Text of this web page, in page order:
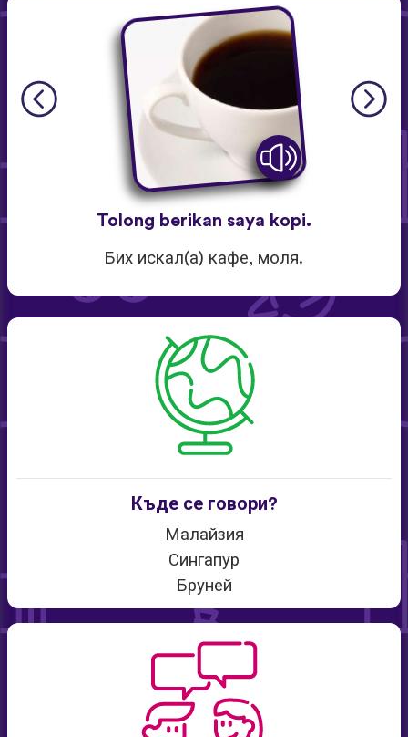
Tolong berikan saya kopi.
Бих искал(а) кафе, моля.
Къде се говори?
Малайзия
Сингапур
Бруней